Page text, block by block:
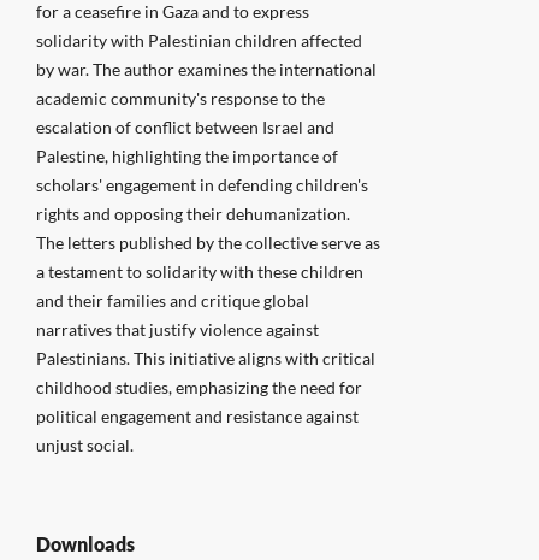
for a ceasefire in Gaza and to express
solidarity with Palestinian children affected
by war. The author examines the international
academic community's response to the
escalation of conflict between Israel and
Palestine, highlighting the importance of
scholars' engagement in defending children's
rights and opposing their dehumanization.
The letters published by the collective serve as
a testament to solidarity with these children
and their families and critique global
narratives that justify violence against
Palestinians. This initiative aligns with critical
childhood studies, emphasizing the need for
political engagement and resistance against
unjust social.
Downloads